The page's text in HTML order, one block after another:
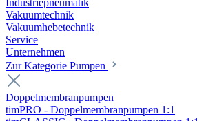
Industriepneumatik
Vakuumtechnik
Vakuumhebetechnik
Service
Unternehmen
Zur Kategorie Pumpen
Doppelmembranpumpen
timPRO - Doppelmembranpumpen 1:1